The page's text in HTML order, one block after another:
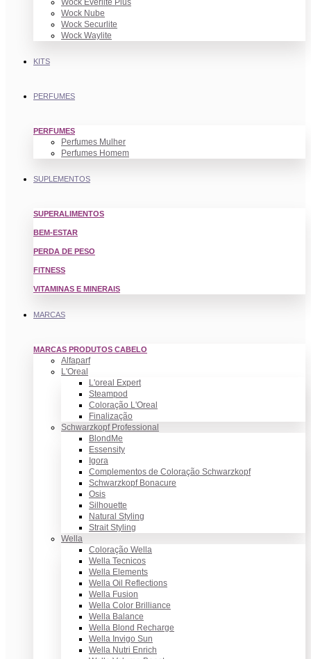
Wock Everlite Plus
Wock Nube
Wock Securlite
Wock Waylite
KITS
PERFUMES
PERFUMES
Perfumes Mulher
Perfumes Homem
SUPLEMENTOS
SUPERALIMENTOS
BEM-ESTAR
PERDA DE PESO
FITNESS
VITAMINAS E MINERAIS
MARCAS
MARCAS PRODUTOS CABELO
Alfaparf
L'Oreal
L'oreal Expert
Steampod
Coloração L'Oreal
Finalização
Schwarzkopf Professional
BlondMe
Essensity
Igora
Complementos de Coloração Schwarzkopf
Schwarzkopf Bonacure
Osis
Silhouette
Natural Styling
Strait Styling
Wella
Coloração Wella
Wella Tecnicos
Wella Elements
Wella Oil Reflections
Wella Fusion
Wella Color Brilliance
Wella Balance
Wella Blond Recharge
Wella Invigo Sun
Wella Nutri Enrich